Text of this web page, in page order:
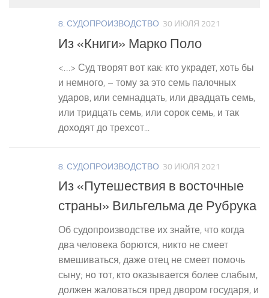
8. СУДОПРОИЗВОДСТВО 30 ИЮЛЯ 2021
Из «Книги» Марко Поло
<…> Суд творят вот как: кто украдет, хоть бы
и немного, – тому за это семь палочных
ударов, или семнадцать, или двадцать семь,
или тридцать семь, или сорок семь, и так
доходят до трехсот...
8. СУДОПРОИЗВОДСТВО 30 ИЮЛЯ 2021
Из «Путешествия в восточные
страны» Вильгельма де Рубрука
Об судопроизводстве их знайте, что когда
два человека борются, никто не смеет
вмешиваться, даже отец не смеет помочь
сыну; но тот, кто оказывается более слабым,
должен жаловаться пред двором государя, и